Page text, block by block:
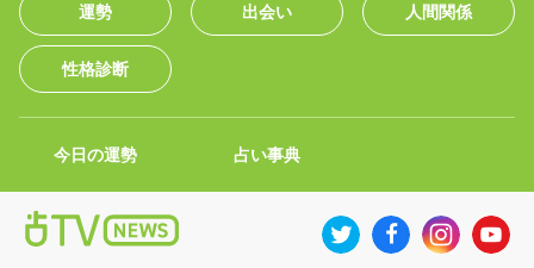
運勢 出会い 人間関係
性格診断
今日の運勢 占い事典